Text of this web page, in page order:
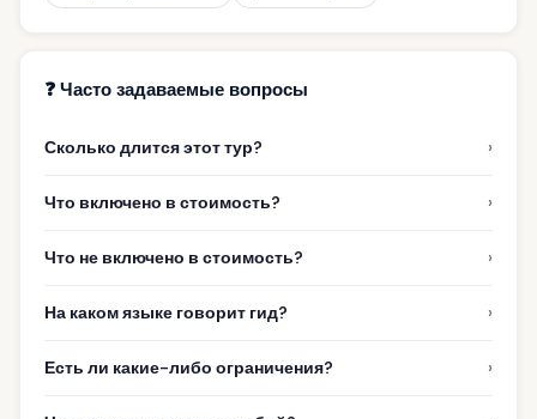
❓ Часто задаваемые вопросы
Сколько длится этот тур? ›
Что включено в стоимость? ›
Что не включено в стоимость? ›
На каком языке говорит гид? ›
Есть ли какие-либо ограничения? ›